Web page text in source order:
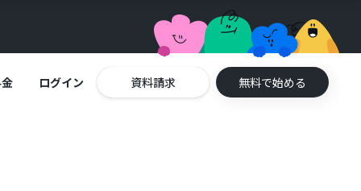
ログイン 資料請求 無料で始める